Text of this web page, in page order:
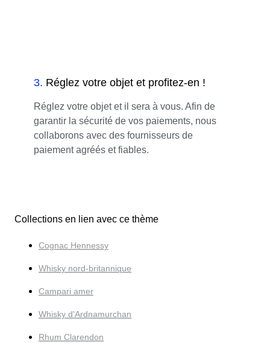
3. Réglez votre objet et profitez-en !
Réglez votre objet et il sera à vous. Afin de
garantir la sécurité de vos paiements, nous
collaborons avec des fournisseurs de
paiement agréés et fiables.
Collections en lien avec ce thème
Cognac Hennessy
Whisky nord-britannique
Campari amer
Whisky d'Ardnamurchan
Rhum Clarendon